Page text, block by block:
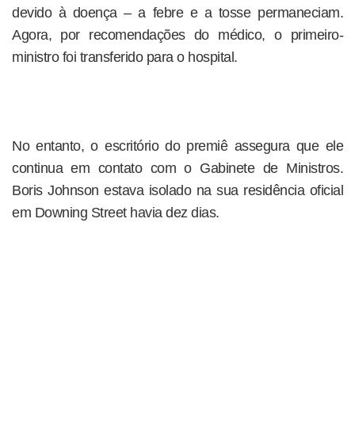
devido à doença – a febre e a tosse permaneciam.
Agora, por recomendações do médico, o primeiro-
ministro foi transferido para o hospital.
No entanto, o escritório do premiê assegura que ele
continua em contato com o Gabinete de Ministros.
Boris Johnson estava isolado na sua residência oficial
em Downing Street havia dez dias.